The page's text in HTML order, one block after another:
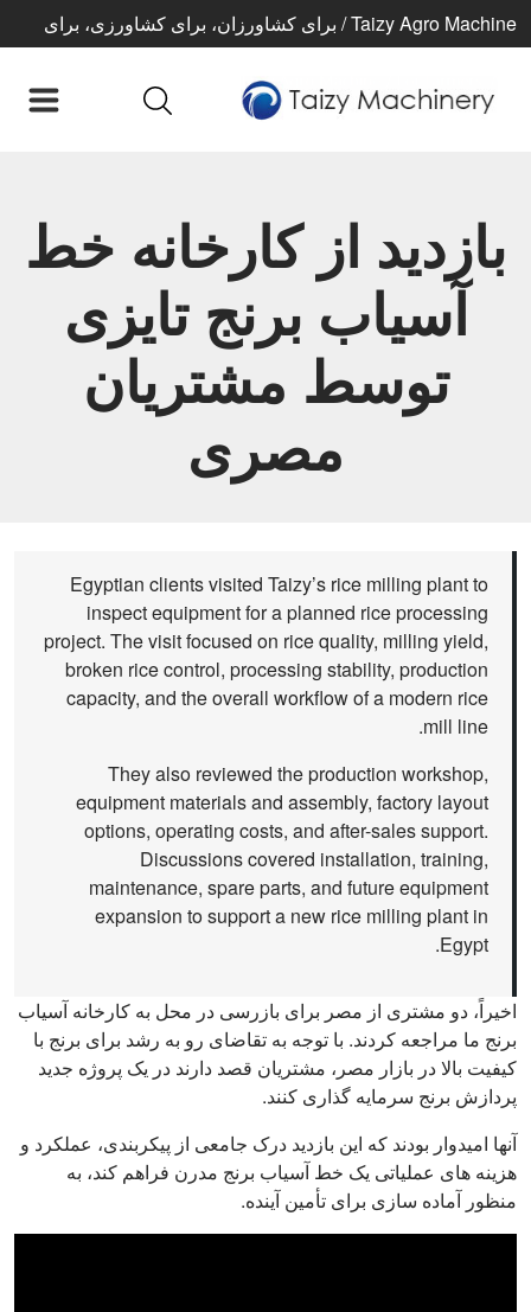
Taizy Agro Machine / برای کشاورزان، برای کشاورزی، برای
بازدید از کارخانه خط
آسیاب برنج تایزی
توسط مشتریان
مصری
Egyptian clients visited Taizy’s rice milling plant to
inspect equipment for a planned rice processing
project. The visit focused on rice quality, milling yield,
broken rice control, processing stability, production
capacity, and the overall workflow of a modern rice
mill line.
They also reviewed the production workshop,
equipment materials and assembly, factory layout
options, operating costs, and after-sales support.
Discussions covered installation, training,
maintenance, spare parts, and future equipment
expansion to support a new rice milling plant in
Egypt.
اخیراً، دو مشتری از مصر برای بازرسی در محل به کارخانه آسیاب
برنج ما مراجعه کردند. با توجه به تقاضای رو به رشد برای برنج با
کیفیت بالا در بازار مصر، مشتریان قصد دارند در یک پروژه جدید
پردازش برنج سرمایه گذاری کنند.
آنها امیدوار بودند که این بازدید درک جامعی از پیکربندی، عملکرد و
هزینه های عملیاتی یک خط آسیاب برنج مدرن فراهم کند، به
منظور آماده سازی برای تأمین آینده.